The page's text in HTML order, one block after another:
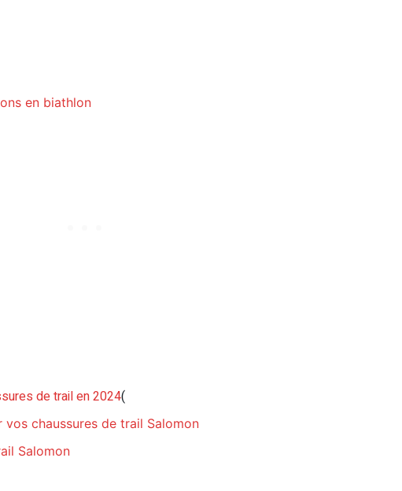
en biathlon
de trail en 2024(
vos chaussures de trail Salomon
Salomon